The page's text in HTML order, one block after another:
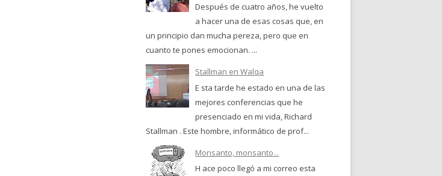
Después de cuatro años, he vuelto
a hacer una de esas cosas que, en
un principio dan mucha pereza, pero que en
cuanto te pones emocionan. ...
Stallman en Walqa
E sta tarde he estado en una de las
mejores conferencias que he
presenciado en mi vida, Richard
Stallman . Este hombre, informático de prof...
Monsanto, monsanto...
H ace poco llegó a mi correo esta